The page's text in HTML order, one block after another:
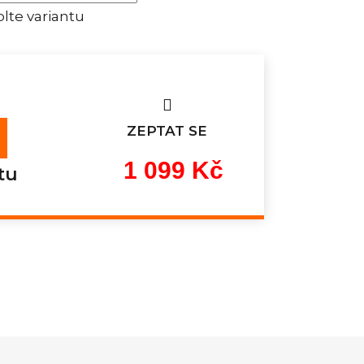
variantu
ZEPTAT SE
1 099 Kč
cena: